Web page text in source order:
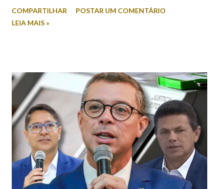
Itabaiana FM, Valmir foi questionado sobre a possibilidade
declaração como machista e misógina. Por meio das redes
sociais, Laís afirmou que discursos desse tipo contribuem
para o desrespeito e a exclusão das mulheres dos espaços
de poder. “Em meio a muitos casos de feminicídio,
misoginia e desrespeito, tem pré-candidato espalhando
machismo com as mulheres. Mulher em política, esqueça! É
isso que Valmir de Francisquinho disse ao ser questionado
se a sua mulher poderia ser uma...
COMPARTILHAR
POSTAR UM COMENTÁRIO
LEIA MAIS »